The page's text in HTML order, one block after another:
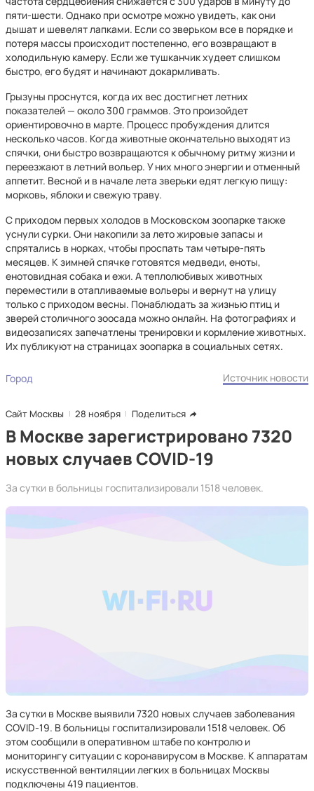
пяти-шести. Однако при осмотре можно увидеть, как они
дышат и шевелят лапками. Если со зверьком все в порядке и
потеря массы происходит постепенно, его возвращают в
холодильную камеру. Если же тушканчик худеет слишком
быстро, его будят и начинают докармливать.
Грызуны проснутся, когда их вес достигнет летних
показателей — около 300 граммов. Это произойдет
ориентировочно в марте. Процесс пробуждения длится
несколько часов. Когда животные окончательно выходят из
спячки, они быстро возвращаются к обычному ритму жизни и
переезжают в летний вольер. У них много энергии и отменный
аппетит. Весной и в начале лета зверьки едят легкую пищу:
морковь, яблоки и свежую траву.
С приходом первых холодов в Московском зоопарке также
уснули сурки. Они накопили за лето жировые запасы и
спрятались в норках, чтобы проспать там четыре-пять
месяцев. К зимней спячке готовятся медведи, еноты,
енотовидная собака и ежи. А теплолюбивых животных
переместили в отапливаемые вольеры и вернут на улицу
только с приходом весны. Понаблюдать за жизнью птиц и
зверей столичного зоосада можно онлайн. На фотографиях и
видеозаписях запечатлены тренировки и кормление животных.
Их публикуют на страницах зоопарка в социальных сетях.
Город Источник новости
Сайт Москвы 28 ноября Поделиться
В Москве зарегистрировано 7320
новых случаев COVID-19
За сутки в больницы госпитализировали 1518 человек.
За сутки в Москве выявили 7320 новых случаев заболевания
COVID-19. В больницы госпитализировали 1518 человек. Об
этом сообщили в оперативном штабе по контролю и
мониторингу ситуации с коронавирусом в Москве. К аппаратам
искусственной вентиляции легких в больницах Москвы
подключены 419 пациентов.